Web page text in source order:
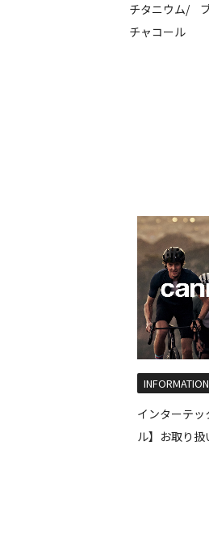
チタニウム/
チャコール